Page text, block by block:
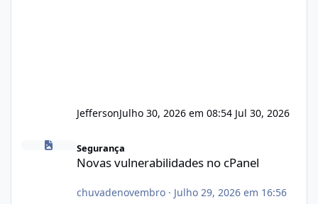
JeffersonJulho 30, 2026 em 08:54 Jul 30, 2026
Segurança
Novas vulnerabilidades no cPanel
chuvadenovembro· Julho 29, 2026 em 16:56